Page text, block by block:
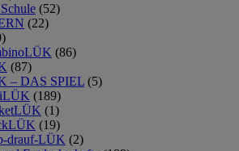
(52)
(22)
(86)
(87)
– DAS SPIEL (5)
(189)
(1)
(19)
drauf-LÜK (2)